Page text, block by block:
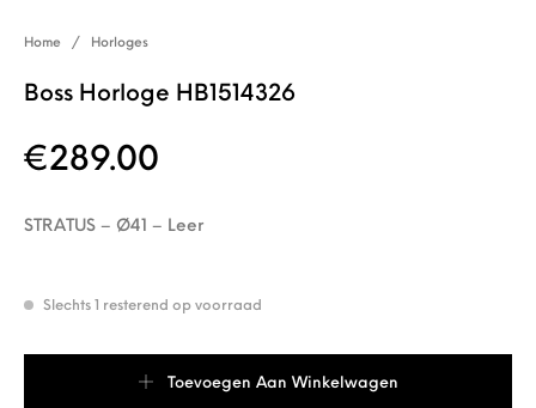
Home / Horloges
Boss Horloge HB1514326
€289.00
STRATUS – Ø41 – Leer
Slechts 1 resterend op voorraad
Toevoegen Aan Winkelwagen